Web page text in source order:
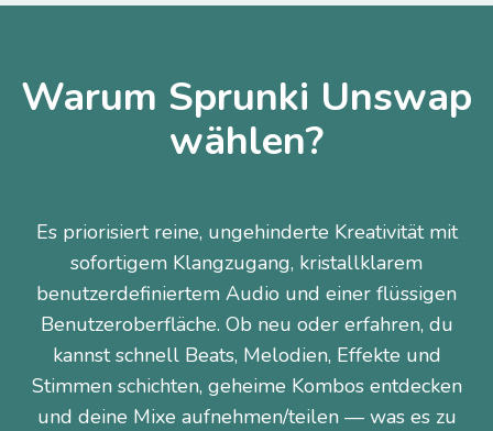
Warum Sprunki Unswap
wählen?
Es priorisiert reine, ungehinderte Kreativität mit
sofortigem Klangzugang, kristallklarem
benutzerdefiniertem Audio und einer flüssigen
Benutzeroberfläche. Ob neu oder erfahren, du
kannst schnell Beats, Melodien, Effekte und
Stimmen schichten, geheime Kombos entdecken
und deine Mixe aufnehmen/teilen — was es zu